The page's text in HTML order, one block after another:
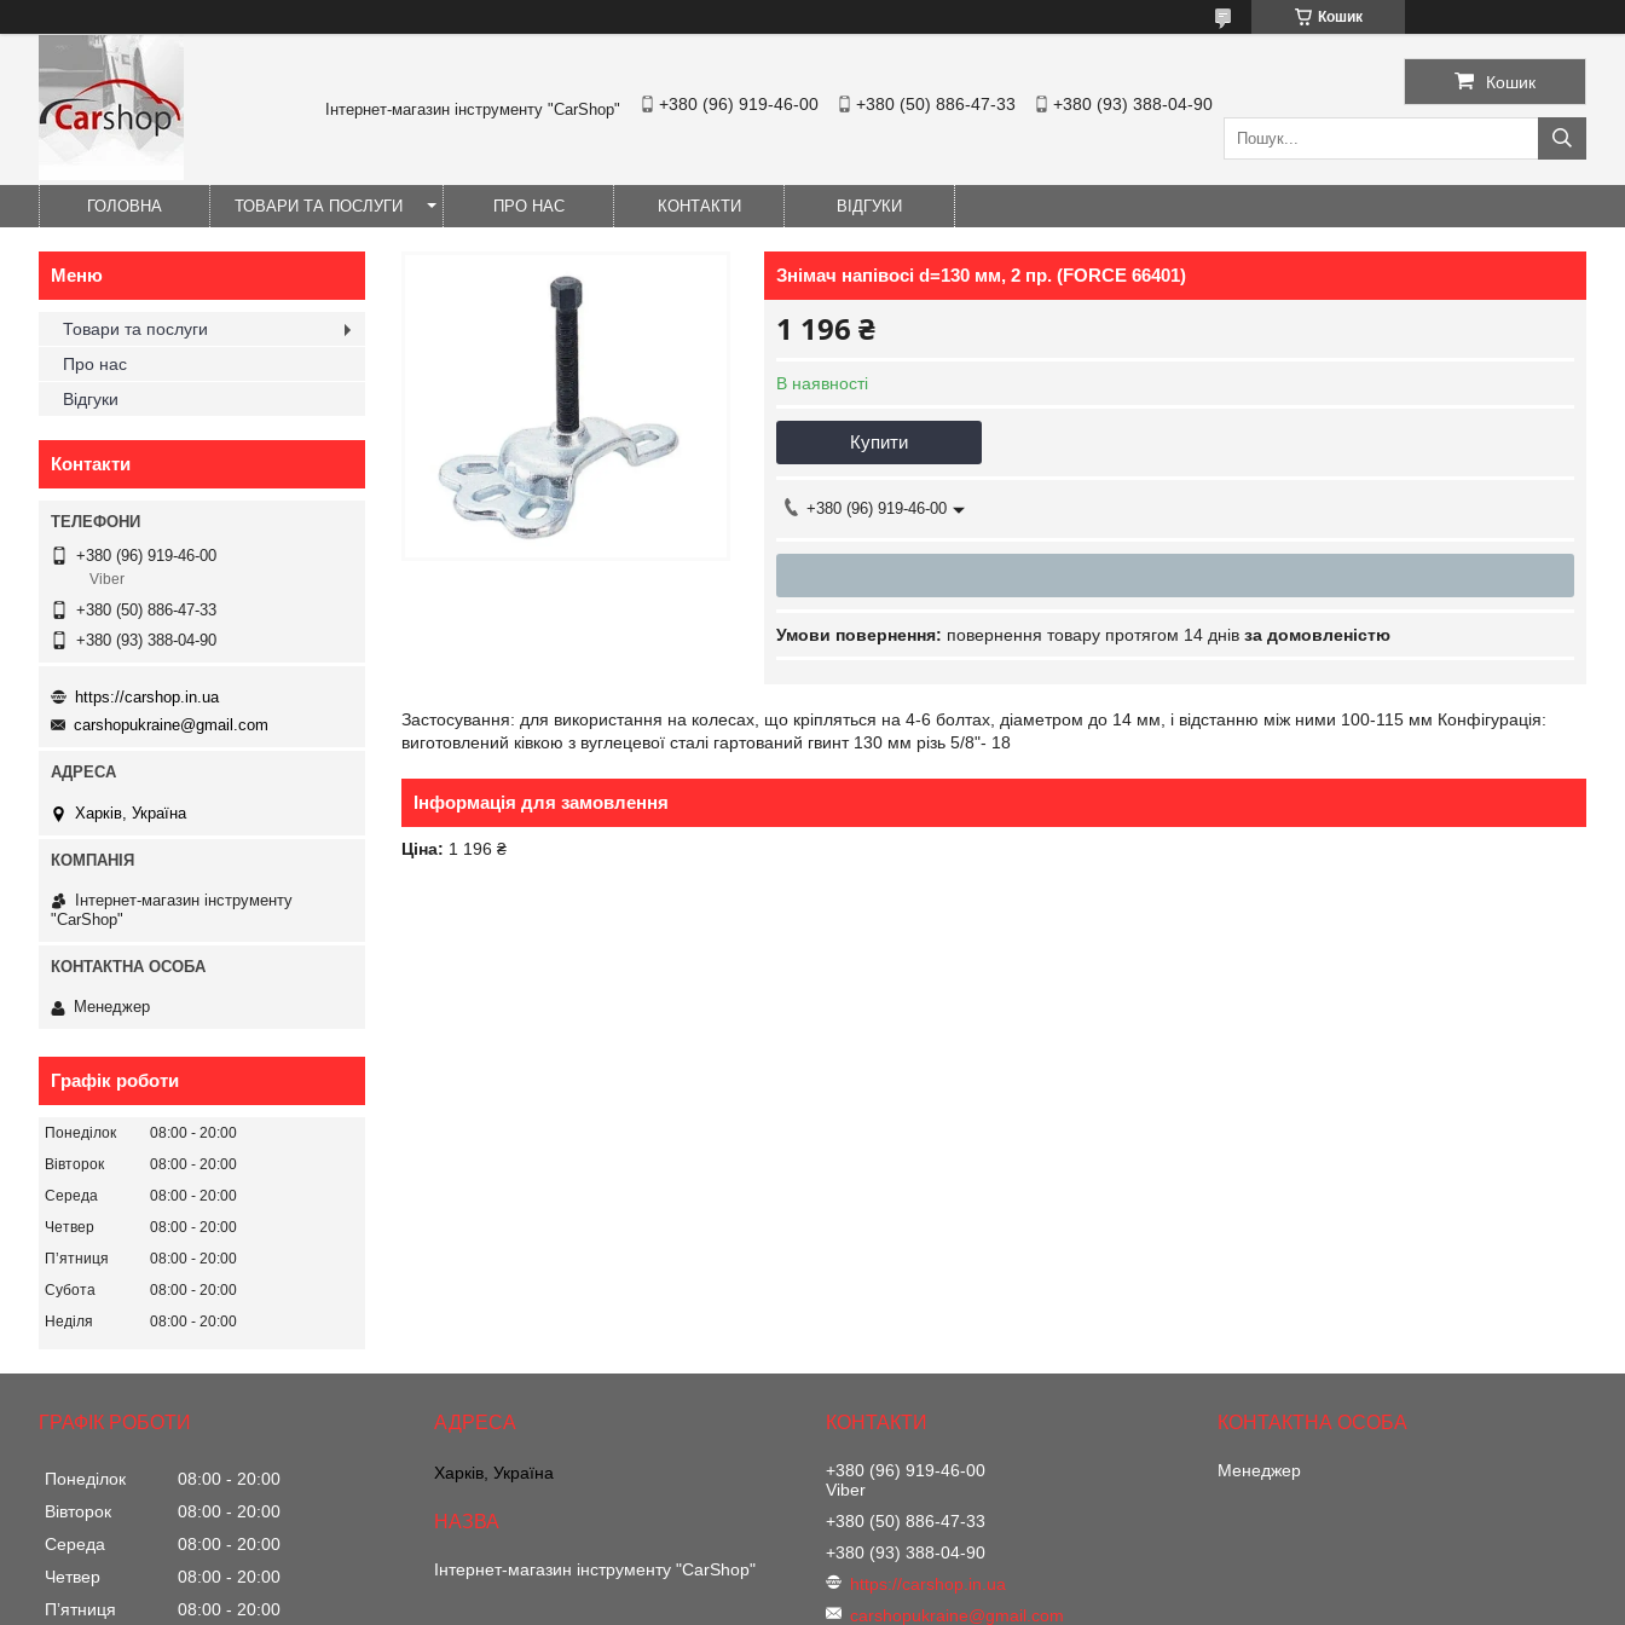
Кошик
Інтернет-магазин інструменту "CarShop" +380 (96) 919-46-00 +380 (50) 886-47-33 +380 (93) 388-04-90
Кошик
ГОЛОВНА ТОВАРИ ТА ПОСЛУГИ ПРО НАС КОНТАКТИ ВІДГУКИ
Знімач напівосі d=130 мм, 2 пр. (FORCE 66401)
1 196 ₴
В наявності
Купити
+380 (96) 919-46-00
повернення товару протягом 14 днів за домовленістю
Застосування: для використання на колесах, що кріпляться на 4-6 болтах, діаметром до 14 мм, і відстанню між ними 100-115 мм Конфігурація:
виготовлений ківкою з вуглецевої сталі гартований гвинт 130 мм різь 5/8"- 18
Інформація для замовлення
Ціна: 1 196 ₴
Товари та послуги
Про нас
Відгуки
Контакти
+380 (96) 919-46-00
Viber
+380 (50) 886-47-33
+380 (93) 388-04-90
https://carshop.in.ua
carshopukraine@gmail.com
Харків, Україна
Інтернет-магазин інструменту
"CarShop"
Менеджер
Графік роботи
Понеділок 08:00
20:00
Вівторок
08:00
20:00
Середа
08:00
20:00
Четвер
08:00
20:00
Пʼятниця
08:00
20:00
Субота
08:00
20:00
Неділя
08:00 20:00
ГРАФІК РОБОТИ
Понеділок 08:00
20:00
Вівторок
08:00
20:00
Середа
08:00
20:00
Четвер
08:00
20:00
Пʼятниця
08:00 20:00
Харків, Україна
Інтернет-магазин інструменту "CarShop"
+380 (96) 919-46-00
Viber
+380 (50) 886-47-33
+380 (93) 388-04-90
https://carshop.in.ua
carshopukraine@gmail.com
Менеджер